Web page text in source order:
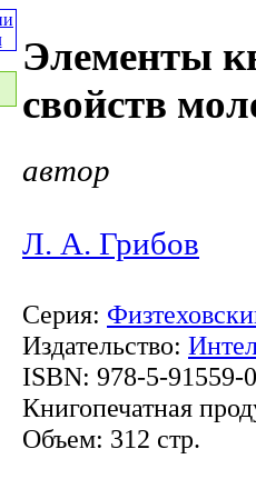
Элементы
свойств
автор
Л. А. Грибов
Серия:
Издательство:
ISBN: 978-5-91559-
Книгопечатная
Объем: 312 стр.